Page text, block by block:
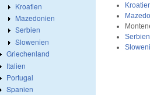
Serbien
Kroatien
Mazedonien
Serbien
Slowenien
Griechenland
Italien
Portugal
Spanien